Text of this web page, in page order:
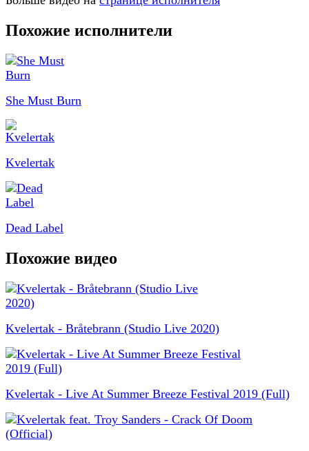
Похожие исполнители
She Must Burn
Kvelertak
Dead Label
Похожие видео
Kvelertak - Bråtebrann (Studio Live 2020)
Kvelertak - Live At Summer Breeze Festival 2019 (Full)